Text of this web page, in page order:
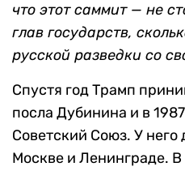
что этот саммит — не
глав государств,
русской разведки со
Спустя год Трамп
посла Дубинина и в
Советский Союз. У него
Москве и Ленинграде. В